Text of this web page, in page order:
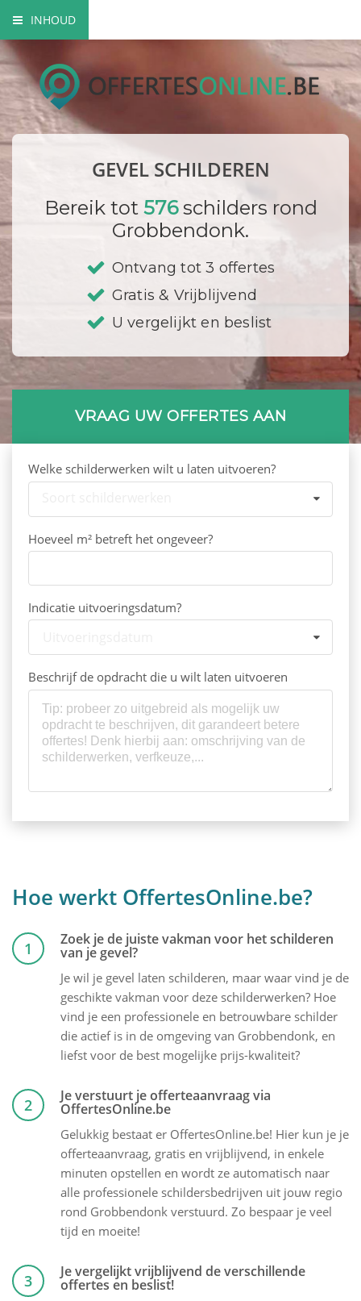
INHOUD
Mogelijke gevel schilderwerken
Verfsoorten
Hoe gaat een schilder te werk?
Bedrijf registrerenGEVEL SCHILDEREN
Bereik tot 576schilders rond
Grobbendonk.
Ontvang tot 3 offertes
Gratis & Vrijblijvend
U vergelijkt en beslist
VRAAG UW OFFERTES AAN
Welke schilderwerken wilt u laten uitvoeren?
Hoeveel m² betreft het ongeveer?
Indicatie uitvoeringsdatum?
Beschrijf de opdracht die u wilt laten uitvoeren
Hoe werkt OffertesOnline.be?
1 Zoek je de juiste vakman voor het schilderen
van je gevel?
Je wil je gevel laten schilderen, maar waar vind je de
geschikte vakman voor deze schilderwerken? Hoe
vind je een professionele en betrouwbare schilder
die actief is in de omgeving van Grobbendonk, en
liefst voor de best mogelijke prijs-kwaliteit?
2 Je verstuurt je offerteaanvraag via
OffertesOnline.be
Gelukkig bestaat er OffertesOnline.be! Hier kun je je
offerteaanvraag, gratis en vrijblijvend, in enkele
minuten opstellen en wordt ze automatisch naar
alle professionele schildersbedrijven uit jouw regio
rond Grobbendonk verstuurd. Zo bespaar je veel
tijd en moeite!
3 Je vergelijkt vrijblijvend de verschillende
offertes en beslist!